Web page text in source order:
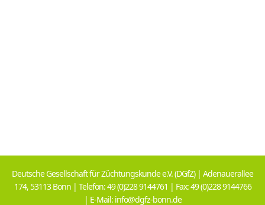
Deutsche Gesellschaft für Züchtungskunde e.V. (DGfZ) | Adenauerallee
174, 53113 Bonn | Telefon: 49 (0)228 9144761 | Fax: 49 (0)228 9144766
| E-Mail: info@dgfz-bonn.de